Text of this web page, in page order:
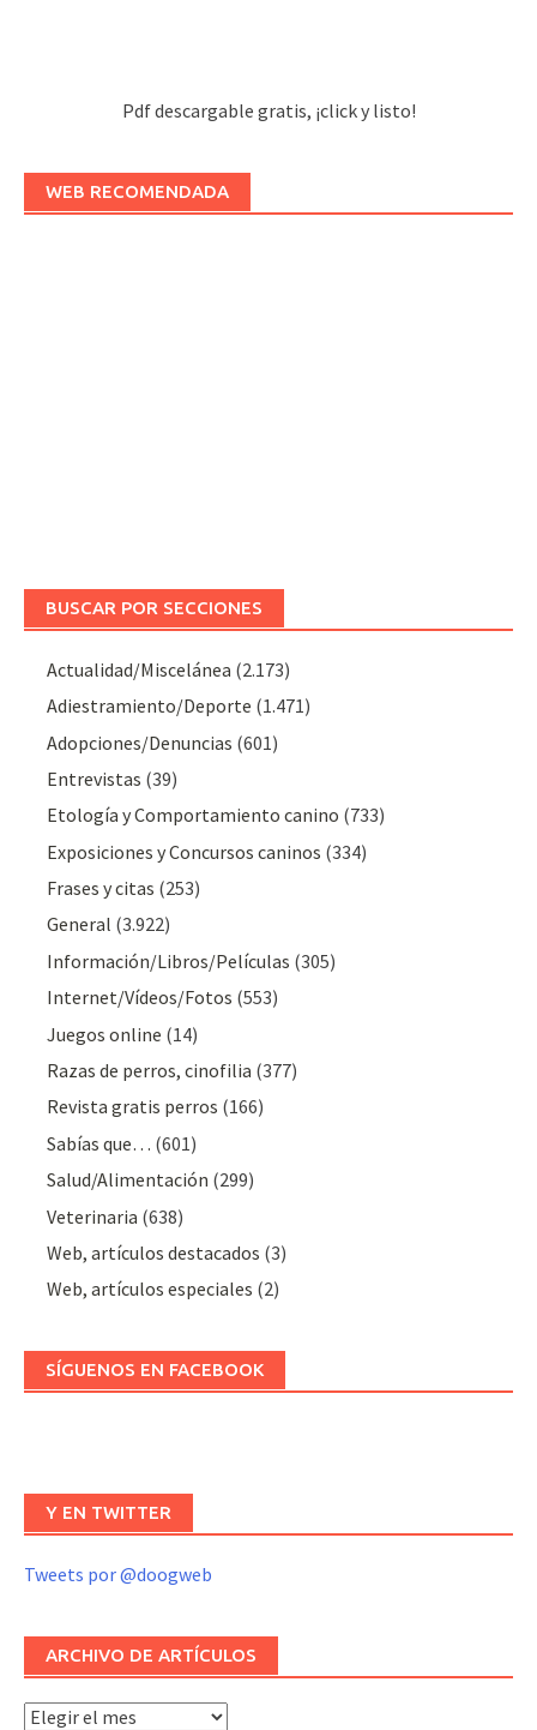
Pdf descargable gratis, ¡click y listo!
WEB RECOMENDADA
BUSCAR POR SECCIONES
Actualidad/Miscelánea (2.173)
Adiestramiento/Deporte (1.471)
Adopciones/Denuncias (601)
Entrevistas (39)
Etología y Comportamiento canino (733)
Exposiciones y Concursos caninos (334)
Frases y citas (253)
General (3.922)
Información/Libros/Películas (305)
Internet/Vídeos/Fotos (553)
Juegos online (14)
Razas de perros, cinofilia (377)
Revista gratis perros (166)
Sabías que… (601)
Salud/Alimentación (299)
Veterinaria (638)
Web, artículos destacados (3)
Web, artículos especiales (2)
SÍGUENOS EN FACEBOOK
Y EN TWITTER
Tweets por @doogweb
ARCHIVO DE ARTÍCULOS
Archivo